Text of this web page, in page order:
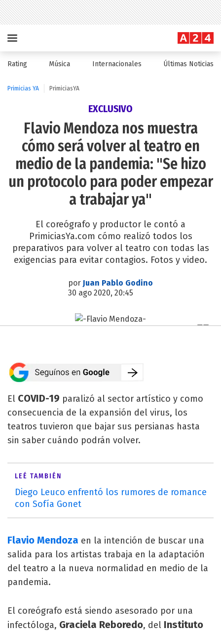
Rating Música Internacionales Últimas Noticias
Primicias YA PrimiciasYA
EXCLUSIVO
Flavio Mendoza nos muestra
cómo será volver al teatro en
medio de la pandemia: "Se hizo
un protocolo para poder empezar
a trabajar ya"
El coreógrafo y productor le contó a
PrimiciasYa.com cómo realizó todos los
preparativos para volver al teatro con todas las
exigencias para evitar contagios. Fotos y video.
por Juan Pablo Godino
30 ago 2020, 20:45
El COVID-19 paralizó al sector artístico y como
consecuencia de la expansión del virus, los
teatros tuvieron que bajar sus persianas hasta
sin saber cuándo podrán volver.
LEÉ TAMBIÉN
Diego Leuco enfrentó los rumores de romance
con Sofía Gonet
Flavio Mendoza en la intención de buscar una
salida para los artistas trabaja en la adaptación
del teatro a la nueva normalidad en medio de la
pandemia.
El coreógrafo está siendo asesorado por una
infectóloga, Graciela Reboredo, del Instituto